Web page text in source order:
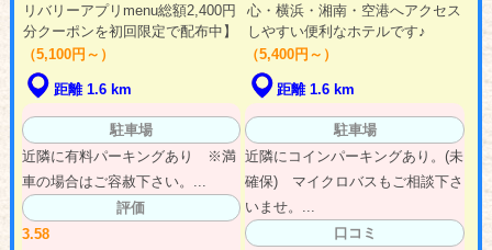
リバリーアプリmenu総額2,400円
分クーポンを初回限定で配布中】
（5,100円～）
距離 1.6 km
駐車場
近隣に有料パーキングあり ※満
車の場合はご容赦下さい。...
評価
3.58
心・横浜・湘南・空港へアクセス
しやすい便利なホテルです♪
（5,400円～）
距離 1.6 km
駐車場
近隣にコインパーキングあり。(未
確保) マイクロバスもご相談下さ
いませ。...
口コミ